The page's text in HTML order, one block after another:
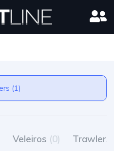
Filters (1)
Veleiros (0) Trawlers